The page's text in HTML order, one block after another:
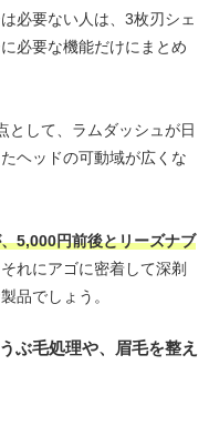
必要ない人は、3枚刃シェ
必要な機能だけにまとめ
として、ラムダッシュが日
ヘッドの可動域が広くな
5,000円前後とリーズナブ
れにアゴに密着して深剃
品でしょう。
ぶ毛処理や、眉毛を整え